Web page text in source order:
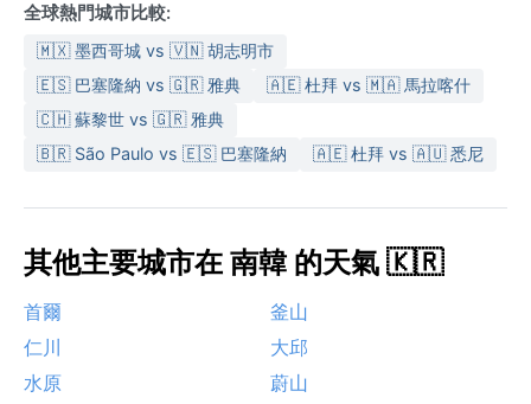
全球熱門城市比較:
🇲🇽 墨西哥城 vs 🇻🇳 胡志明市
🇪🇸 巴塞隆納 vs 🇬🇷 雅典
🇦🇪 杜拜 vs 🇲🇦 馬拉喀什
🇨🇭 蘇黎世 vs 🇬🇷 雅典
🇧🇷 São Paulo vs 🇪🇸 巴塞隆納
🇦🇪 杜拜 vs 🇦🇺 悉尼
其他主要城市在 南韓 的天氣 🇰🇷
首爾
釜山
仁川
大邱
水原
蔚山